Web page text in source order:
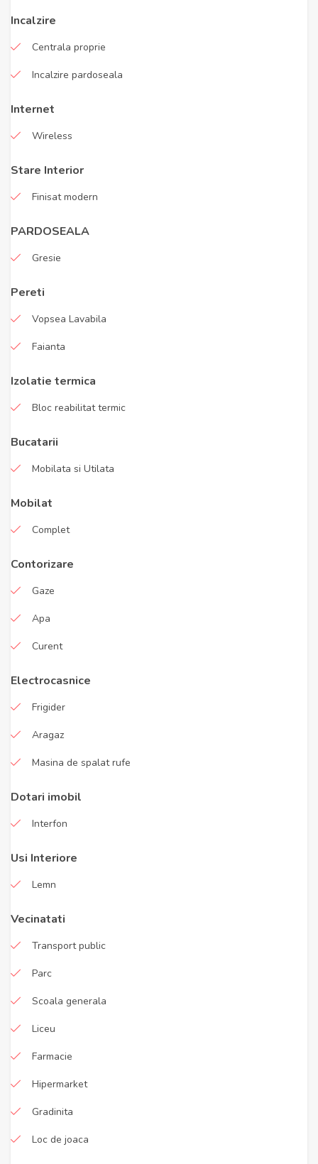
Incalzire
Centrala proprie
Incalzire pardoseala
Internet
Wireless
Stare Interior
Finisat modern
PARDOSEALA
Gresie
Pereti
Vopsea Lavabila
Faianta
Izolatie termica
Bloc reabilitat termic
Bucatarii
Mobilata si Utilata
Mobilat
Complet
Contorizare
Gaze
Apa
Curent
Electrocasnice
Frigider
Aragaz
Masina de spalat rufe
Dotari imobil
Interfon
Usi Interiore
Lemn
Vecinatati
Transport public
Parc
Scoala generala
Liceu
Farmacie
Hipermarket
Gradinita
Loc de joaca